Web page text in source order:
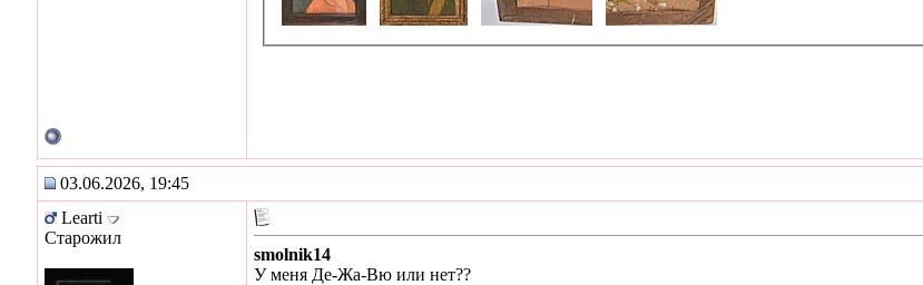
03.06.2026, 19:45
Learti
Старожил
smolnik14
У меня Де-Жа-Вю или нет??